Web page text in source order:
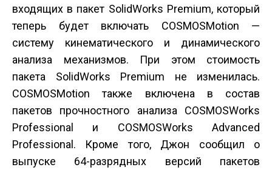
входящих в пакет SolidWorks Premium, который
теперь будет включать COSMOSMotion —
систему кинематического и динамического
анализа механизмов. При этом стоимость
пакета SolidWorks Premium не изменилась.
COSMOSMotion также включена в состав
пакетов прочностного анализа COSMOSWorks
Professional и COSMOSWorks Advanced
Professional. Кроме того, Джон сообщил о
выпуске 64-разрядных версий пакетов